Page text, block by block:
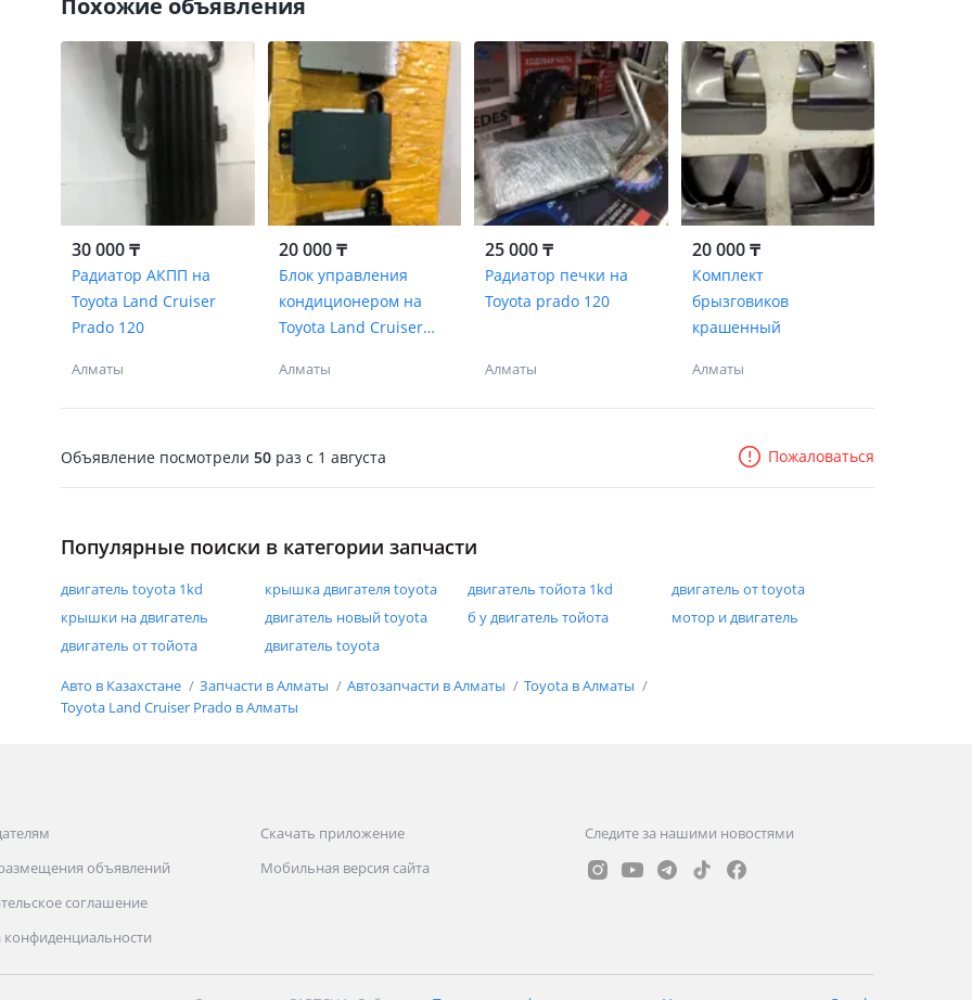
Похожие объявления
30 000 ₸
Радиатор АКПП на
Toyota Land Cruiser
Prado 120
Алматы
20 000 ₸
Блок управления
кондиционером на
Toyota Land Cruiser
Алматы
25 000 ₸
Радиатор печки на
Toyota prado 120
Алматы
20 000 ₸
Комплект
брызговиков
крашенный
Алматы
Объявление посмотрели 50 раз c 1 августа Пожаловаться
Популярные поиски в категории запчасти
двигатель toyota 1kd крышка двигателя toyota двигатель тойота 1kd
двигатель от toyota
крышки на двигатель
двигатель новый toyota б у двигатель тойота
мотор и двигатель
двигатель от тойота
двигатель toyota
Авто в Казахстане Запчасти в Алматы Автозапчасти в Алматы
Toyota в Алматы
Toyota Land Cruiser Prado в Алматы
объявлений
соглашение
конфиденциальности
Скачать приложение
Мобильная версия сайта
Следите за нашими новостями